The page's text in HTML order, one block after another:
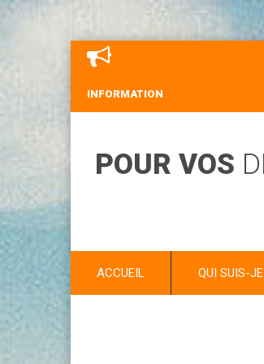
INFORMATION
POUR VOS
ACCUEIL QUI SUIS-